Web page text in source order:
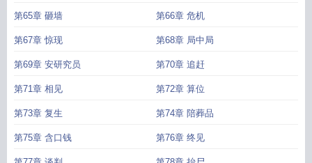
第65章 砸墙 第66章 危机
第67章 惊现 第68章 局中局
第69章 安研究员 第70章 追赶
第71章 相见 第72章 算位
第73章 复生 第74章 陪葬品
第75章 含口钱 第76章 终见